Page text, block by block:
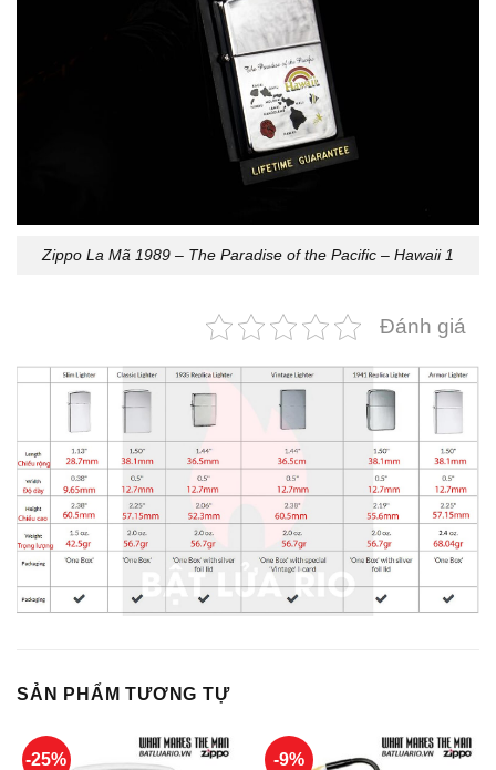
Zippo La Mã 1989 – The Paradise of the Pacific – Hawaii 1
Đánh giá
SẢN PHẨM TƯƠNG TỰ
-25% -9%